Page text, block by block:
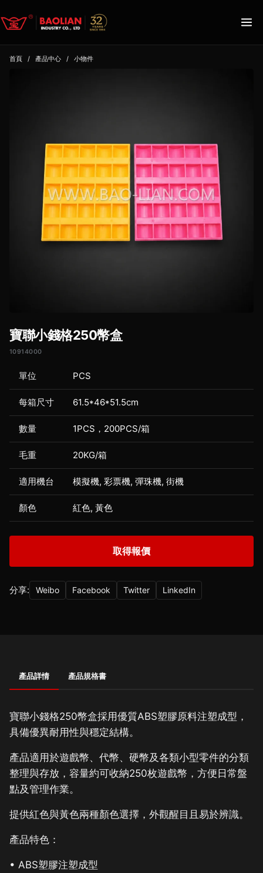
首頁 / 產品中心 / 小物件
寶聯小錢格250幣盒
10914000
單位 PCS
每箱尺寸 61.5*46*51.5cm
數量 1PCS，200PCS/箱
毛重 20KG/箱
適用機台 模擬機, 彩票機, 彈珠機, 街機
顏色 紅色, 黃色
取得報價
分享: Weibo Facebook Twitter LinkedIn
產品詳情 產品規格書
寶聯小錢格250幣盒採用優質ABS塑膠原料注塑成型，
具備優異耐用性與穩定結構。
產品適用於遊戲幣、代幣、硬幣及各類小型零件的分類
整理與存放，容量約可收納250枚遊戲幣，方便日常盤
點及管理作業。
提供紅色與黃色兩種顏色選擇，外觀醒目且易於辨識。
產品特色：
• ABS塑膠注塑成型